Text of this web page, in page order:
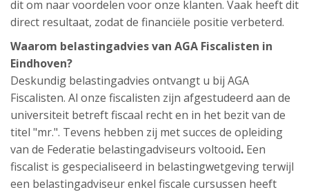
dit om naar voordelen voor onze klanten. Vaak heeft dit
direct resultaat, zodat de financiële positie verbeterd.
Waarom belastingadvies van AGA Fiscalisten in
Eindhoven?
Deskundig belastingadvies ontvangt u bij AGA
Fiscalisten. Al onze fiscalisten zijn afgestudeerd aan de
universiteit betreft fiscaal recht en in het bezit van de
titel "mr.". Tevens hebben zij met succes de opleiding
van de Federatie belastingadviseurs voltooid. Een
fiscalist is gespecialiseerd in belastingwetgeving terwijl
een belastingadviseur enkel fiscale cursussen heeft